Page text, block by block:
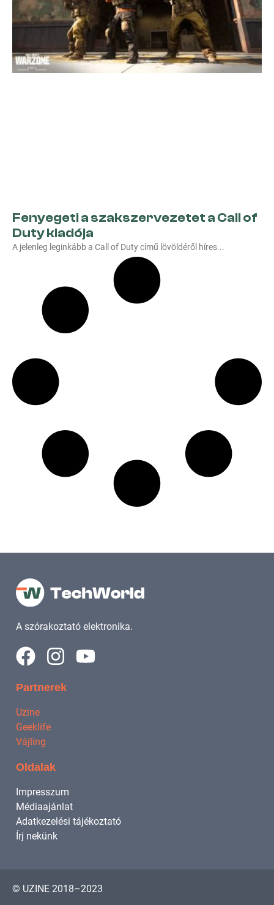
Fenyegeti a szakszervezetet a Call of
Duty kiadója
A jelenleg leginkább a Call of Duty című lövöldéről híres
A szórakoztató elektronika.
Partnerek
Uzine
Geeklife
Vájling
Oldalak
Impresszum
Médiaajánlat
Adatkezelési tájékoztató
Írj nekünk
© UZINE 2018–2023